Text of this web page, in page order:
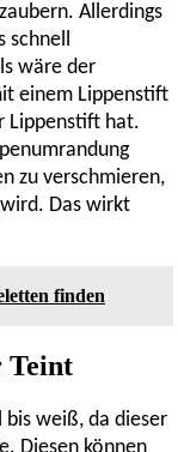
Allerdings
schnell
wäre der
einem Lippenstift
Lippenstift hat.
zu verschmieren,
Das wirkt
finden
Teint
bis weiß, da dieser